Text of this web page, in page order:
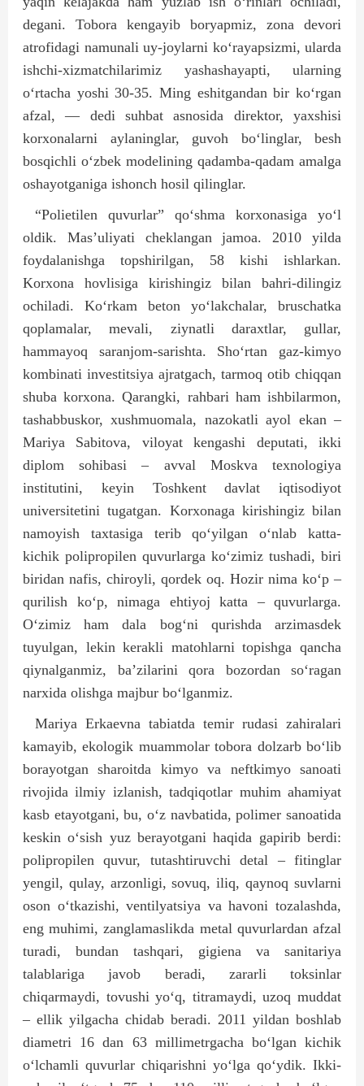
degani. Tobora kengayib boryapmiz, zona devori
atrofidagi namunali uy-joylarni ko‘rayapsizmi, ularda
ishchi-xizmatchilarimiz yashashayapti, ularning
o‘rtacha yoshi 30-35. Ming eshitgandan bir ko‘rgan
afzal, — dedi suhbat asnosida direktor, yaxshisi
korxonalarni aylaninglar, guvoh bo‘linglar, besh
bosqichli o‘zbek modelining qadamba-qadam amalga
oshayotganiga ishonch hosil qilinglar.
“Polietilen quvurlar” qo‘shma korxonasiga yo‘l
oldik. Mas’uliyati cheklangan jamoa. 2010 yilda
foydalanishga topshirilgan, 58 kishi ishlarkan.
Korxona hovlisiga kirishingiz bilan bahri-dilingiz
ochiladi. Ko‘rkam beton yo‘lakchalar, bruschatka
qoplamalar, mevali, ziynatli daraxtlar, gullar,
hammayoq saranjom-sarishta. Sho‘rtan gaz-kimyo
kombinati investitsiya ajratgach, tarmoq otib chiqqan
shuba korxona. Qarangki, rahbari ham ishbilarmon,
tashabbuskor, xushmuomala, nazokatli ayol ekan –
Mariya Sabitova, viloyat kengashi deputati, ikki
diplom sohibasi – avval Moskva texnologiya
institutini, keyin Toshkent davlat iqtisodiyot
universitetini tugatgan. Korxonaga kirishingiz bilan
namoyish taxtasiga terib qo‘yilgan o‘nlab katta-
kichik polipropilen quvurlarga ko‘zimiz tushadi, biri
biridan nafis, chiroyli, qordek oq. Hozir nima ko‘p –
qurilish ko‘p, nimaga ehtiyoj katta – quvurlarga.
O‘zimiz ham dala bog‘ni qurishda arzimasdek
tuyulgan, lekin kerakli matohlarni topishga qancha
qiynalganmiz, ba’zilarini qora bozordan so‘ragan
narxida olishga majbur bo‘lganmiz.
Mariya Erkaevna tabiatda temir rudasi zahiralari
kamayib, ekologik muammolar tobora dolzarb bo‘lib
borayotgan sharoitda kimyo va neftkimyo sanoati
rivojida ilmiy izlanish, tadqiqotlar muhim ahamiyat
kasb etayotgani, bu, o‘z navbatida, polimer sanoatida
keskin o‘sish yuz berayotgani haqida gapirib berdi:
polipropilen quvur, tutashtiruvchi detal – fitinglar
yengil, qulay, arzonligi, sovuq, iliq, qaynoq suvlarni
oson o‘tkazishi, ventilyatsiya va havoni tozalashda,
eng muhimi, zanglamaslikda metal quvurlardan afzal
turadi, bundan tashqari, gigiena va sanitariya
talablariga javob beradi, zararli toksinlar
chiqarmaydi, tovushi yo‘q, titramaydi, uzoq muddat
– ellik yilgacha chidab beradi. 2011 yildan boshlab
diametri 16 dan 63 millimetrgacha bo‘lgan kichik
o‘lchamli quvurlar chiqarishni yo‘lga qo‘ydik. Ikki-